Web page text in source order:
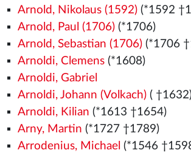
Arnold, Nikolaus (1592)(*1592
Arnold, Paul (1706)(*1706)
Arnold, Sebastian (1706)(*1706
Arnoldi, Clemens(*1608)
Arnoldi, Gabriel
Arnoldi, Johann (Volkach)(
Arnoldi, Kilian (*1613 †1654)
Arny, Martin (*1727 †1789)
Arrodenius, Michael (*1546